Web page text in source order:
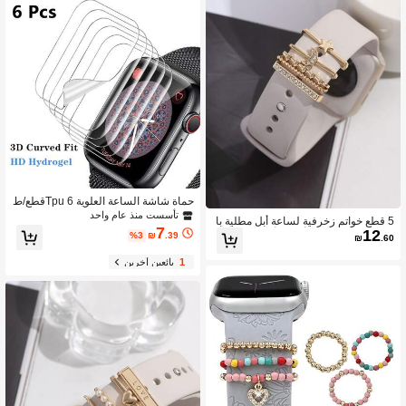
5 قطع خواتم زخرفية لساعة أبل مطلية با
لذهب بشكل نجوم وأقمار، أحجار زخرفية
₪12.60
حماة شاشة الساعة العلوية Tpu 6قطع/ط
قم شفافة للماء ( متوافق مع ساعات ابل
من 38مم الى 49مم)
تأسست منذ عام واحد
₪7 .39
%3
1بائعين آخرين